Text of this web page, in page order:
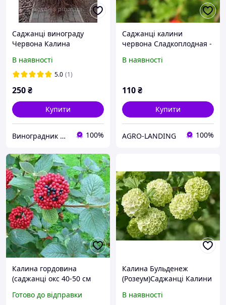
Саджанці винограду
Червона Калина
В наявності
5.0 (1)
250₴
Купити
Виноградник Велес 100%
Саджанці калини
червона Сладкоплодная -
зимостійка
В наявності
110₴
Купити
AGRO-LANDING 100%
Калина гордовина
(саджанці окс 40-50 см
Готово до відправки
Калина Бульденеж
(Розеум)Саджанці Калини
В наявності